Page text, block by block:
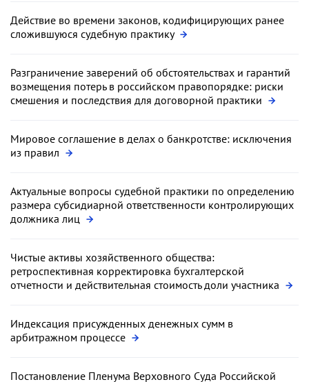
Действие во времени законов, кодифицирующих ранее
сложившуюся судебную практику
Разграничение заверений об обстоятельствах и гарантий
возмещения потерь в российском правопорядке: риски
смешения и последствия для договорной практики
Мировое соглашение в делах о банкротстве: исключения
из правил
Актуальные вопросы судебной практики по определению
размера субсидиарной ответственности контролирующих
должника лиц
Чистые активы хозяйственного общества:
ретроспективная корректировка бухгалтерской
отчетности и действительная стоимость доли участника
Индексация присужденных денежных сумм в
арбитражном процессе
Постановление Пленума Верховного Суда Российской